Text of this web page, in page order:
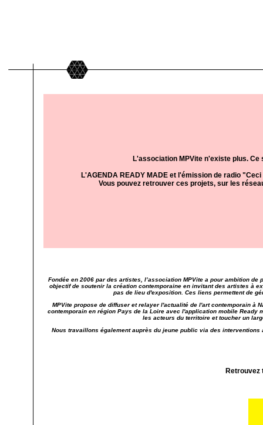
L'association MPVite n'existe plus.
L'AGENDA READY MADE et l'émission de radio
Vous pouvez retrouver ces projets, sur les
Fondée en 2006 par des artistes, l’association MPVite a pour ambition
objectif de soutenir la création contemporaine en invitant des artistes à
pas de lieu d'exposition. Ces liens permettent de
MPVite propose de diffuser et relayer l'actualité de l'art contemporain à
contemporain en région Pays de la Loire avec l'application mobile
les acteurs du territoire et toucher un
Nous travaillons également auprès du jeune public via des
Retrouvez